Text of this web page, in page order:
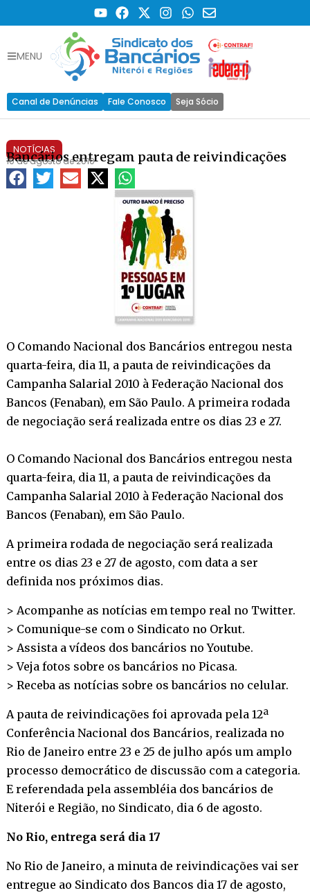
MENU
Canal de Denúncias Fale Conosco Seja Sócio
NOTÍCIAS
Bancários entregam pauta de reivindicações
10 de agosto de 2010
O Comando Nacional dos Bancários entregou nesta
quarta-feira, dia 11, a pauta de reivindicações da
Campanha Salarial 2010 à Federação Nacional dos
Bancos (Fenaban), em São Paulo. A primeira rodada
de negociação será realizada entre os dias 23 e 27.
O Comando Nacional dos Bancários entregou nesta
quarta-feira, dia 11, a pauta de reivindicações da
Campanha Salarial 2010 à Federação Nacional dos
Bancos (Fenaban), em São Paulo.
A primeira rodada de negociação será realizada
entre os dias 23 e 27 de agosto, com data a ser
definida nos próximos dias.
> Acompanhe as notícias em tempo real no Twitter.
> Comunique-se com o Sindicato no Orkut.
> Assista a vídeos dos bancários noYoutube.
> Veja fotos sobre os bancários no Picasa.
> Receba as notícias sobre os bancários no celular.
A pauta de reivindicações foi aprovada pela 12ª
Conferência Nacional dos Bancários, realizada no
Rio de Janeiro entre 23 e 25 de julho após um amplo
processo democrático de discussão com a categoria.
E referendada pela assembléia dos bancários de
Niterói e Região, no Sindicato, dia 6 de agosto.
No Rio, entrega será dia 17
No Rio de Janeiro, a minuta de reivindicações vai ser
entregue ao Sindicato dos Bancos dia 17 de agosto,